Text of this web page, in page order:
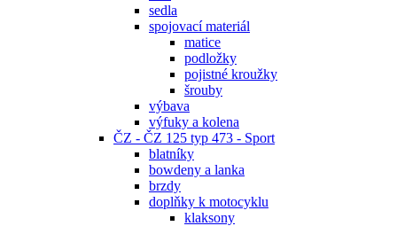
sedla
spojovací materiál
matice
podložky
pojistné kroužky
šrouby
výbava
výfuky a kolena
ČZ - ČZ 125 typ 473 - Sport
blatníky
bowdeny a lanka
brzdy
doplňky k motocyklu
klaksony